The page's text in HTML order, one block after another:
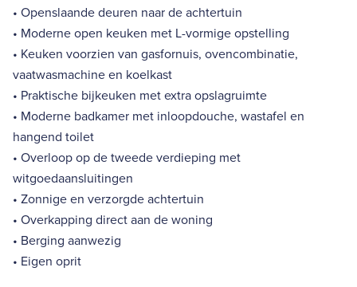
• Openslaande deuren naar de achtertuin
• Moderne open keuken met L-vormige opstelling
• Keuken voorzien van gasfornuis, ovencombinatie,
vaatwasmachine en koelkast
• Praktische bijkeuken met extra opslagruimte
• Moderne badkamer met inloopdouche, wastafel en
hangend toilet
• Overloop op de tweede verdieping met
witgoedaansluitingen
• Zonnige en verzorgde achtertuin
• Overkapping direct aan de woning
• Berging aanwezig
• Eigen oprit